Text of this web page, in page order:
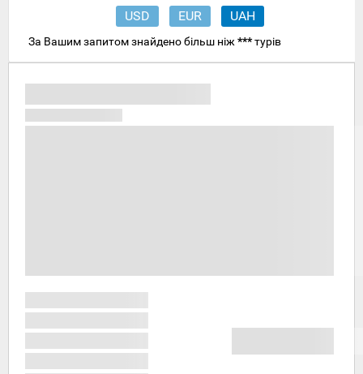
USD EUR UAH
За Вашим запитом знайдено більш ніж ***турів